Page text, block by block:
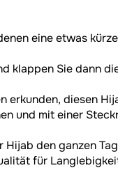
eine etwas
klappen Sie dann
diesen
und mit einer
den ganzen
für